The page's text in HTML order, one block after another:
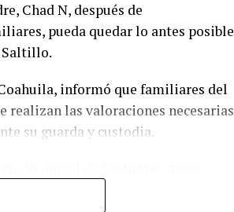
Chad N, después de
pueda quedar lo antes posible
Saltillo.
informó que familiares del
realizan las valoraciones necesarias
su guarda y custodia.
queda bajo protección